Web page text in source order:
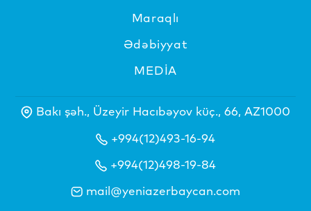
Maraqlı
Ədəbiyyat
MEDİA
Bakı şəh., Üzeyir Hacıbəyov küç., 66, AZ1000
+994(12)493-16-94
+994(12)498-19-84
mail@yeniazerbaycan.com